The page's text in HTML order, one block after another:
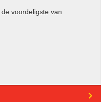
voordeligste van